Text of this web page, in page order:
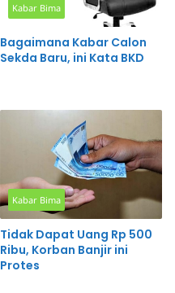
Kabar Bima
Bagaimana Kabar Calon
Sekda Baru, ini Kata BKD
Kabar Bima
Tidak Dapat Uang Rp 500
Ribu, Korban Banjir ini
Protes